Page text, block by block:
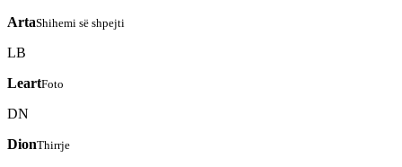
ArtaShihemi së shpejti
LB
LeartFoto
DN
DionThirrje